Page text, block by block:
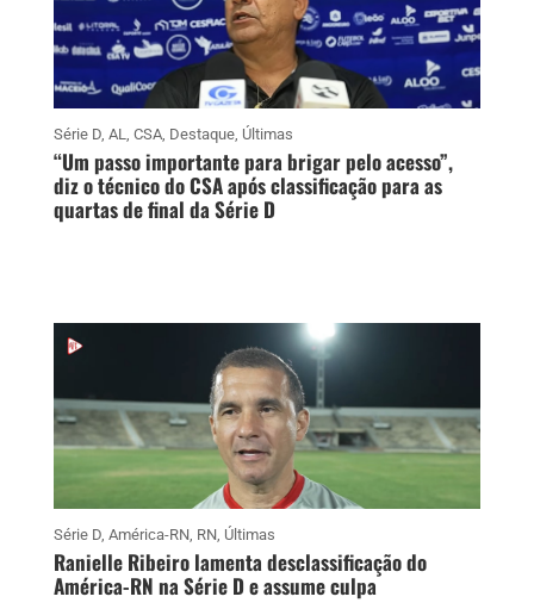
Série D, AL, CSA, Destaque, Últimas
“Um passo importante para brigar pelo acesso”,
diz o técnico do CSA após classificação para as
quartas de final da Série D
Série D, América-RN, RN, Últimas
Ranielle Ribeiro lamenta desclassificação do
América-RN na Série D e assume culpa